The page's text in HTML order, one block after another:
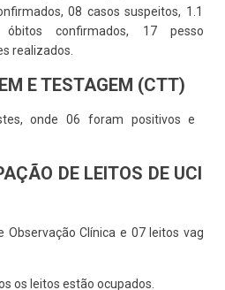
08 casos suspeitos, 1.119
confirmados, 17 pessoas
realizados.
E TESTAGEM (CTT)
onde 06 foram positivos e 24
DE LEITOS DE UCI E
Observação Clínica e 07 leitos vagos
os leitos estão ocupados.